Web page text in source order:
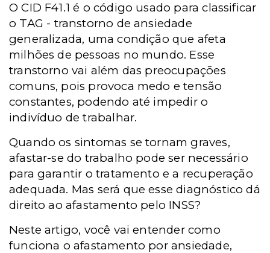
O CID F41.1 é o código usado para classificar
o TAG - transtorno de ansiedade
generalizada, uma condição que afeta
milhões de pessoas no mundo. Esse
transtorno vai além das preocupações
comuns, pois provoca medo e tensão
constantes, podendo até impedir o
indivíduo de trabalhar.
Quando os sintomas se tornam graves,
afastar-se do trabalho pode ser necessário
para garantir o tratamento e a recuperação
adequada. Mas será que esse diagnóstico dá
direito ao afastamento pelo INSS?
Neste artigo, você vai entender como
funciona o afastamento por ansiedade,